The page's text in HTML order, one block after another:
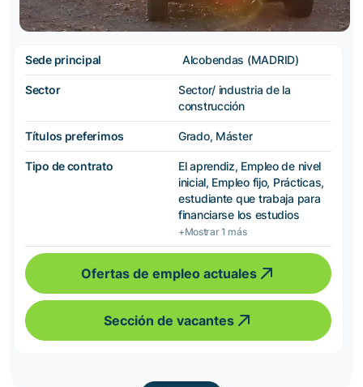
Sede principal Alcobendas (MADRID)
Sector
Sector/ industria de la
construcción
Títulos preferimos Grado, Máster
Tipo de contrato
El aprendiz, Empleo de nivel
inicial, Empleo fijo, Prácticas,
estudiante que trabaja para
financiarse los estudios
+Mostrar 1 más
Ofertas de empleo actuales
Sección de vacantes